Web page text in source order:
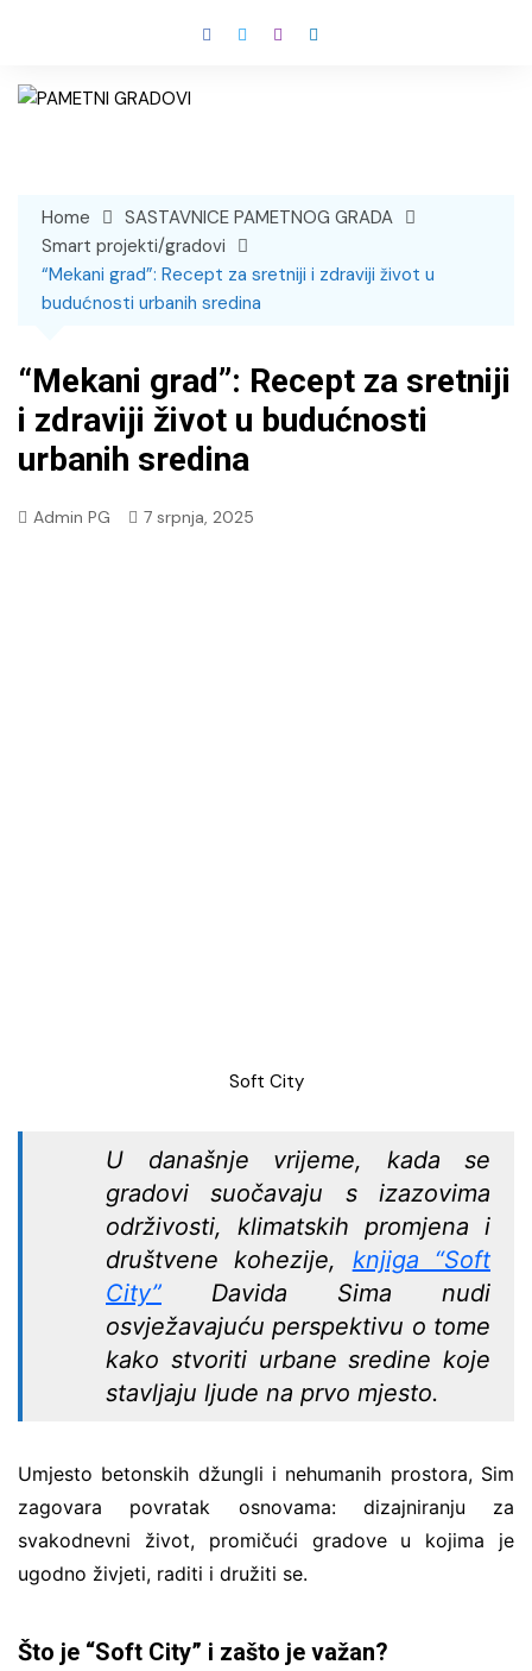
Home
SASTAVNICE PAMETNOG GRADA
Smart projekti/gradovi
“Mekani grad”: Recept za sretniji i zdraviji život u
budućnosti urbanih sredina
“Mekani grad”: Recept za sretniji
i zdraviji život u budućnosti
urbanih sredina
Admin PG 7 srpnja, 2025
Soft City
U današnje vrijeme, kada se
gradovi suočavaju s izazovima
održivosti, klimatskih promjena i
društvene kohezije, knjiga “Soft
City” Davida Sima nudi
osvježavajuću perspektivu o tome
kako stvoriti urbane sredine koje
stavljaju ljude na prvo mjesto.
Umjesto betonskih džungli i nehumanih prostora, Sim
zagovara povratak osnovama: dizajniranju za
svakodnevni život, promičući gradove u kojima je
ugodno živjeti, raditi i družiti se.
Što je “Soft City” i zašto je važan?